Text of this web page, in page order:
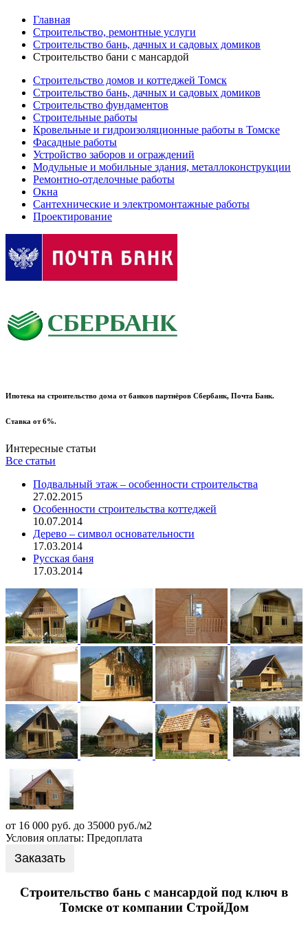
Главная
Строительство, ремонтные услуги
Строительство бань, дачных и садовых домиков
Строительство бани с мансардой
Строительство домов и коттеджей Томск
Строительство бань, дачных и садовых домиков
Строительство фундаментов
Строительные работы
Кровельные и гидроизоляционные работы в Томске
Фасадные работы
Устройство заборов и ограждений
Модульные и мобильные здания, металлоконструкции
Ремонтно-отделочные работы
Окна
Сантехнические и электромонтажные работы
Проектирование
Ипотека на строительство дома от банков партнёров Сбербанк, Почта Банк.
Ставка от 6%.
Интересные статьи
Все статьи
Подвальный этаж – особенности строительства
27.02.2015
Особенности строительства коттеджей
10.07.2014
Дерево – символ основательности
17.03.2014
Русская баня
17.03.2014
от 16 000 руб. до 35000 руб./м2
Условия оплаты: Предоплата
Заказать
Строительство бань с мансардой под ключ в
Томске от компании СтройДом